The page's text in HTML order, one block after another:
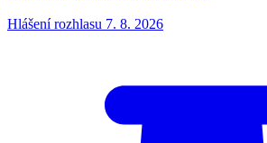
Hlášení rozhlasu 7. 8. 2026